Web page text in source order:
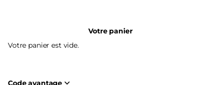
Votre panier
Votre panier est vide.
Code avantage